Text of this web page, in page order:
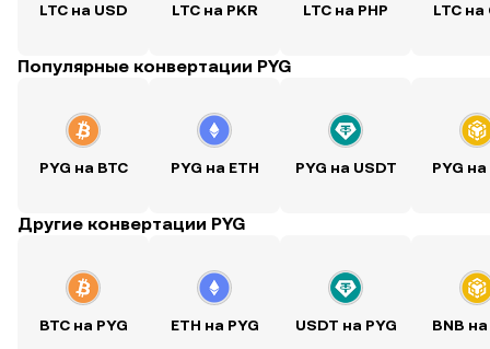
LTC на USD LTC на PKR LTC на PHP LTC на
Популярные конвертации PYG
PYG на BTC PYG на ETH PYG на USDT PYG на
Другие конвертации PYG
BTC на PYG ETH на PYG USDT на PYG BNB на